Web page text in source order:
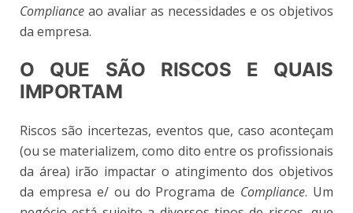
Compliance ao avaliar as necessidades e os objetivos
da empresa.
O QUE SÃO RISCOS E QUAIS
IMPORTAM
Riscos são incertezas, eventos que, caso aconteçam
(ou se materializem, como dito entre os profissionais
da área) irão impactar o atingimento dos objetivos
da empresa e/ ou do Programa de Compliance. Um